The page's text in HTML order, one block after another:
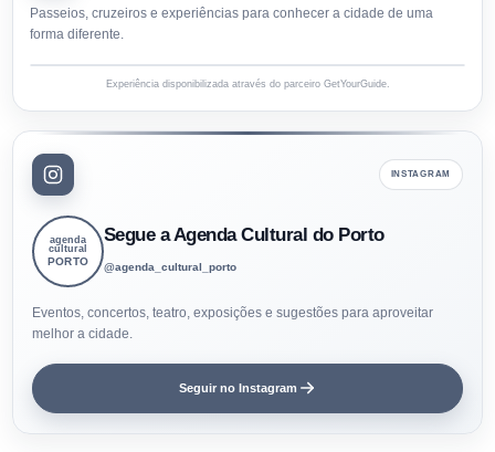
Passeios, cruzeiros e experiências para conhecer a cidade de uma
forma diferente.
Experiência disponibilizada através do parceiro GetYourGuide.
INSTAGRAM
agenda
cultural
PORTO
Segue a Agenda Cultural do Porto
@agenda_cultural_porto
Eventos, concertos, teatro, exposições e sugestões para aproveitar
melhor a cidade.
Seguir no Instagram